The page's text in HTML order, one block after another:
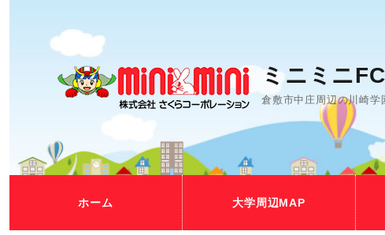
ミニミニ
倉敷市中庄周辺の川崎学
ホーム 大学周辺MAP